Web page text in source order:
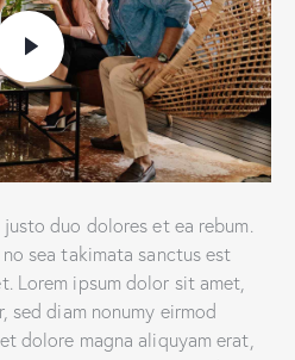
duo dolores et ea rebum.
sea takimata sanctus est
Lorem ipsum dolor sit amet,
diam nonumy eirmod
dolore magna aliquyam erat,